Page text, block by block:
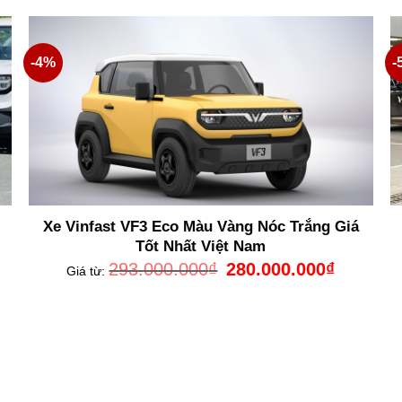
-4%
Xe Vinfast VF3 Eco Màu Vàng Nóc Trắng Giá
Tốt Nhất Việt Nam
Giá từ:293.000.000₫
Giá
gốc
280.000.000₫Giá
hiện
-